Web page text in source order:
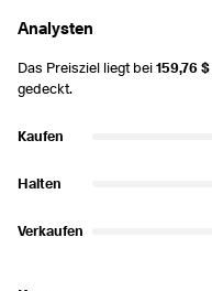
Analysten
Das Preisziel liegt bei159,76 $
gedeckt.
Kaufen
Halten
Verkaufen